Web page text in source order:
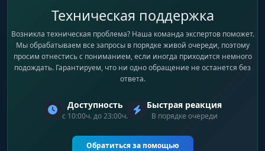
Техническая поддержка
Возникла техническая проблема? Наша команда экспертов поможет.
Мы обрабатываем все запросы в порядке живой очереди, поэтому
просим отнестись с пониманием, если иногда приходится немного
подождать. Гарантируем, что ни одно обращение не останется без
ответа.
Доступность
с 10:00ч. до 23:00ч.
Быстрая реакция
В порядке очереди
Обратиться за помощью